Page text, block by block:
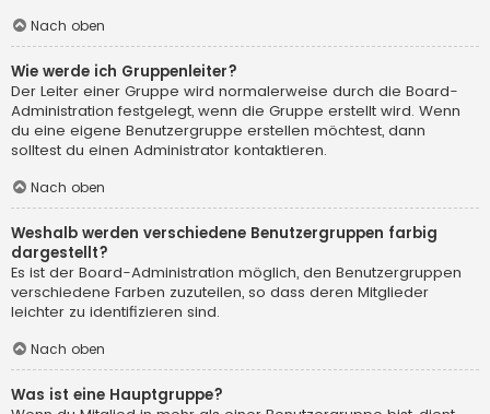
Nach oben
Wie werde ich Gruppenleiter?
Der Leiter einer Gruppe wird normalerweise durch die Board-
Administration festgelegt, wenn die Gruppe erstellt wird. Wenn
du eine eigene Benutzergruppe erstellen möchtest, dann
solltest du einen Administrator kontaktieren.
Nach oben
Weshalb werden verschiedene Benutzergruppen farbig
dargestellt?
Es ist der Board-Administration möglich, den Benutzergruppen
verschiedene Farben zuzuteilen, so dass deren Mitglieder
leichter zu identifizieren sind.
Nach oben
Was ist eine Hauptgruppe?